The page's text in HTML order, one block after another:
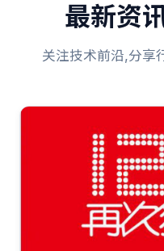
最新资
关注技术前沿,分享